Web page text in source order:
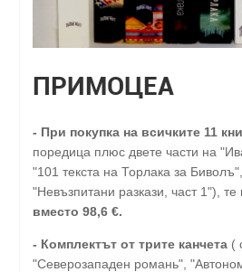
ПРИМОЦЕА
- При покупка на всичките 11
поредица плюс двете части на
"101 текста на Торлака за
"Невъзпитани разкази, част 1"),
вместо 98,6 €.
- Комплектът от трите канчета (
"Северозападен романь",